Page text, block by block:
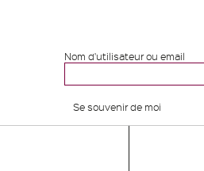
Nom d'utilisateur ou email
Se souvenir de moi